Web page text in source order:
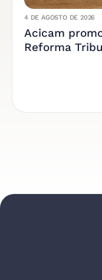
4 DE AGOSTO DE 2026
Acicam
Reforma